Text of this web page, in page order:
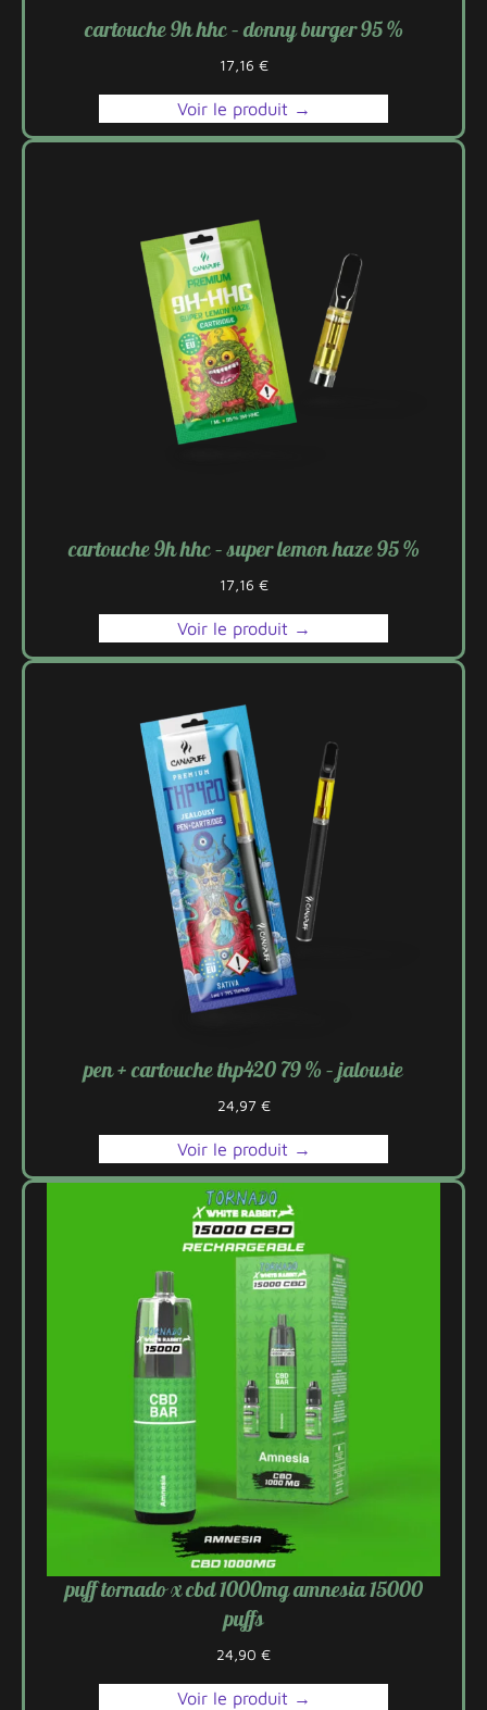
cartouche 9h hhc – donny burger 95 %
17,16 €
Voir le produit →
cartouche 9h hhc – super lemon haze 95 %
17,16 €
Voir le produit →
pen + cartouche thp420 79 % – jalousie
24,97 €
Voir le produit →
puff tornado x cbd 1000mg amnesia 15000
puffs
24,90 €
Voir le produit →